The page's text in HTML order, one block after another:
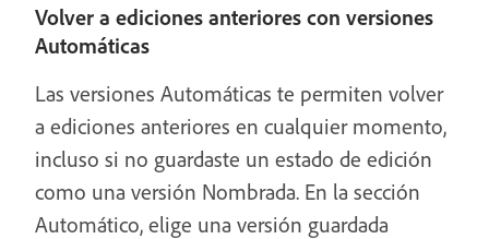
Volver a ediciones anteriores con versiones
Automáticas
Las versiones Automáticas te permiten volver
a ediciones anteriores en cualquier momento,
incluso si no guardaste un estado de edición
como una versión Nombrada. En la sección
Automático, elige una versión guardada